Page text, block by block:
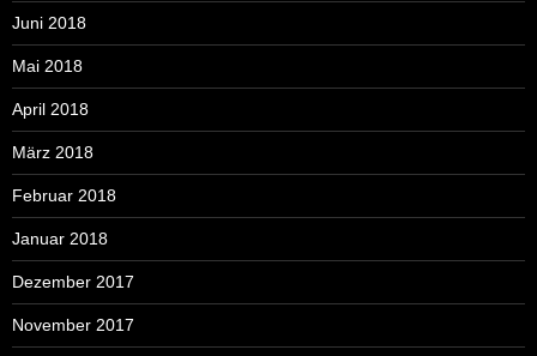
Juni 2018
Mai 2018
April 2018
März 2018
Februar 2018
Januar 2018
Dezember 2017
November 2017